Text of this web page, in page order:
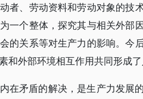
者、劳动资料和劳动对象的技
一个整体，探究其与相关外部
的关系等对生产力的影响。今
和外部环境相互作用共同形成了
在矛盾的解决，是生产力发展